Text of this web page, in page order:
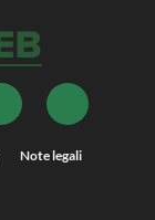
Note legali